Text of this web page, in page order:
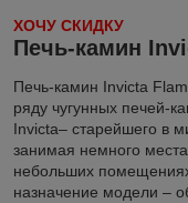
ХОЧУ СКИДКУ
Печь-камин
Печь-камин Invicta
ряду чугунных печей-
Invicta– старейшего в
занимая немного
небольших
назначение модели –